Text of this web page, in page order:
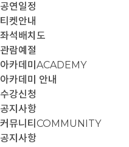
공연일정
티켓안내
좌석배치도
관람예절
아카데미 ACADEMY
아카데미 안내
수강신청
공지사항
커뮤니티 COMMUNITY
공지사항